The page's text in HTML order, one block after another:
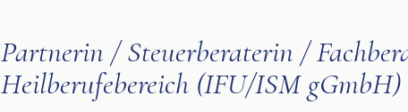
Partnerin / Steuerberaterin /
Heilberufebereich (IFU/ISM gGmbH)